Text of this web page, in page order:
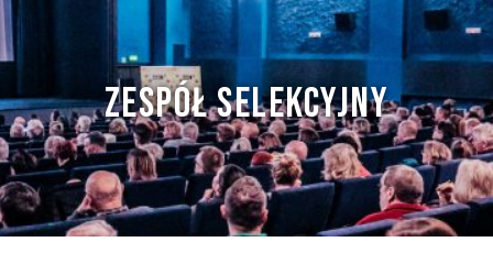
ZESPÓŁ SELEKCYJNY
NAN